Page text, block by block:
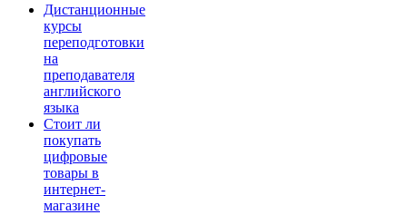
Дистанционные
курсы
переподготовки
на
преподавателя
английского
языка
Стоит ли
покупать
цифровые
товары в
интернет-
магазине